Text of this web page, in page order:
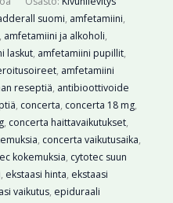
suomi, amfetamiini,
, amfetamiini ja alkoholi,
laskut, amfetamiini pupillit,
, amfetamiini
reseptiä, antibioottivoide
, concerta, concerta 18 mg,
, concerta haittavaikutukset,
, concerta vaikutusaika,
kokemuksia, cytotec suun
, ekstaasi hinta, ekstaasi
vaikutus, epiduraali